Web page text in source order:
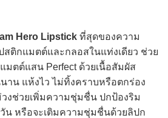
Hero Lipstick ที่สุดของความ
ติกแมตต์และกลอสในแท่งเดียว ช่วย
มตต์แสน Perfect ด้วยเนื้อสัมผัส
นาน แห้งไว ไม่ทิ้งคราบหรือตกร่อง
งช่วยเพิ่มความชุ่มชื่น ปกป้องริม
น หรือจะเติมความชุ่มชื่นด้วยลิปก